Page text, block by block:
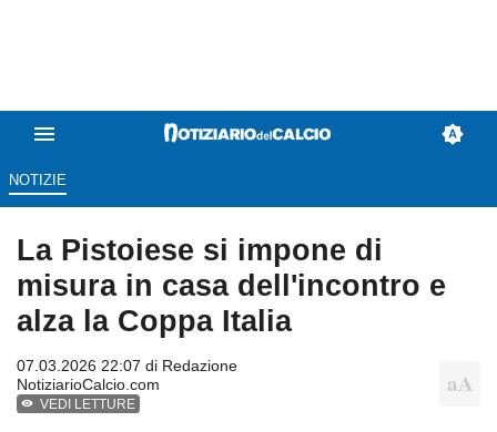
NOTIZIE
La Pistoiese si impone di
misura in casa dell'incontro e
alza la Coppa Italia
07.03.2026 22:07 di Redazione
NotiziarioCalcio.com
VEDI LETTURE